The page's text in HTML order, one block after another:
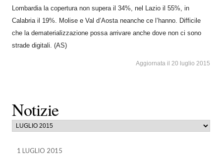
Notizie
1 LUGLIO 2015
Lombardia la copertura non supera il 34%, nel Lazio il 55%, in
Calabria il 19%. Molise e Val d’Aosta neanche ce l’hanno. Difficile
che la dematerializzazione possa arrivare anche dove non ci sono
strade digitali. (AS)
Aggiornata il 20 luglio 2015